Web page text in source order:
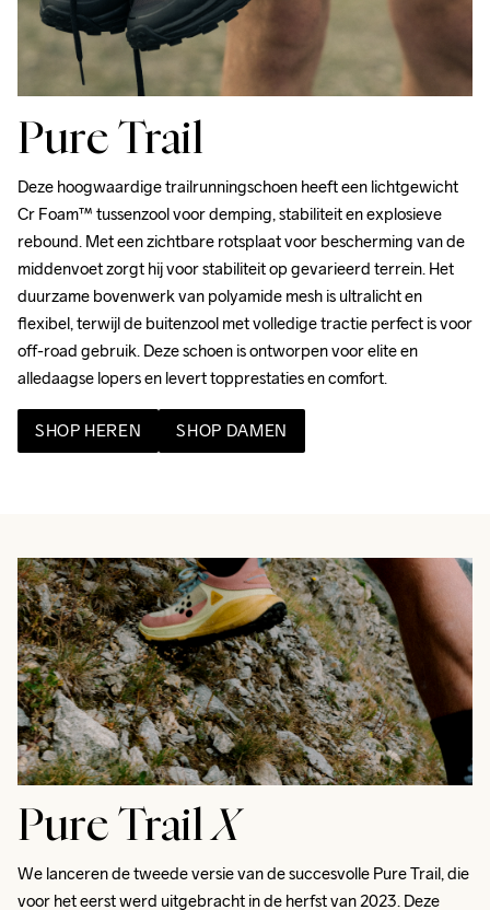
Pure Trail
Deze hoogwaardige trailrunningschoen heeft een lichtgewicht
Cr Foam™ tussenzool voor demping, stabiliteit en explosieve
rebound. Met een zichtbare rotsplaat voor bescherming van de
middenvoet zorgt hij voor stabiliteit op gevarieerd terrein. Het
duurzame bovenwerk van polyamide mesh is ultralicht en
flexibel, terwijl de buitenzool met volledige tractie perfect is voor
off-road gebruik. Deze schoen is ontworpen voor elite en
alledaagse lopers en levert topprestaties en comfort.
SHOP HEREN SHOP DAMEN
Pure TrailX
We lanceren de tweede versie van de succesvolle Pure Trail, die
voor het eerst werd uitgebracht in de herfst van 2023. Deze